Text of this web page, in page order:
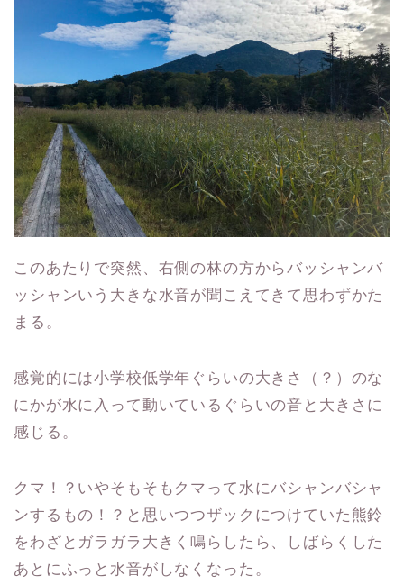
このあたりで突然、右側の林の方からバッシャンバ
ッシャンいう大きな水音が聞こえてきて思わずかた
まる。
感覚的には小学校低学年ぐらいの大きさ（？）のな
にかが水に入って動いているぐらいの音と大きさに
感じる。
クマ！？いやそもそもクマって水にバシャンバシャ
ンするもの！？と思いつつザックにつけていた熊鈴
をわざとガラガラ大きく鳴らしたら、しばらくした
あとにふっと水音がしなくなった。